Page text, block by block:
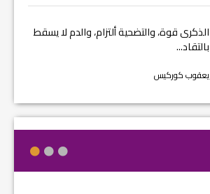
الذكرى قوة، والتضحية ألتزام، والدم لا يسقط
بالتقاد...
يعقوب كوركيس